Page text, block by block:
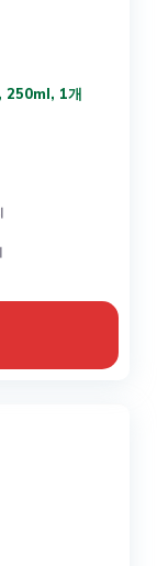
250ml, 1개